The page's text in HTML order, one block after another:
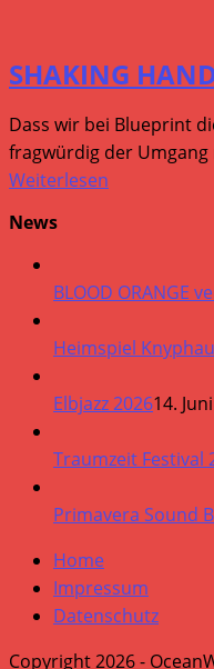
SHAKING
Dass wir bei Blueprint
fragwürdig der
Weiterlesen
News
BLOOD ORANGE
Heimspiel
Elbjazz 202614.
Traumzeit Festival
Primavera Sound
Home
Impressum
Datenschutz
Copyright 2026 -